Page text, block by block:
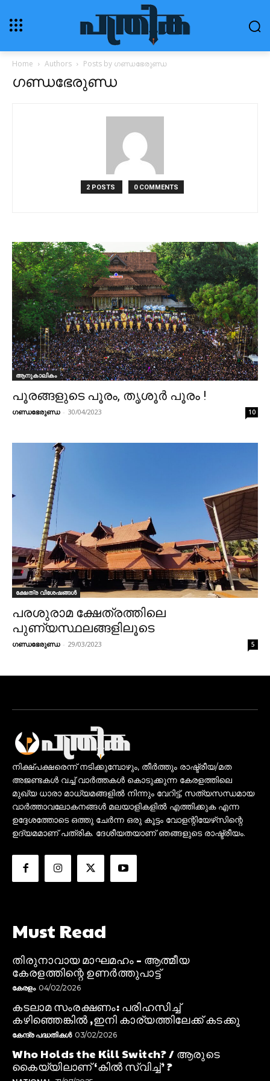
Home Authors Posts by ഗണ്ഡഭേരുണ്ഡ
ഗണ്ഡഭേരുണ്ഡ
2 POSTS 0 COMMENTS
ആനുകാലികം
പൂരങ്ങളുടെ പൂരം, തൃശൂർ പൂരം !
ഗണ്ഡഭേരുണ്ഡ - 30/04/2023 10
ക്ഷേത്ര വിശേഷങ്ങൾ
പരശുരാമ ക്ഷേത്രത്തിലെ
പുണ്യസ്ഥലങ്ങളിലൂടെ
ഗണ്ഡഭേരുണ്ഡ - 29/03/2023 5
നിക്ഷ്പക്ഷരെന്ന് നടിക്കുമ്പോഴും, തീർത്തും രാഷ്ട്രീയ/മത
അജണ്ടകൾ വച്ച് വാർത്തകൾ കൊടുക്കുന്ന കേരളത്തിലെ
മുഖ്യ ധാരാ മാധ്യമങ്ങളിൽ നിന്നും വേറിട്ട്, സത്യസന്ധമായ
വാർത്താവലോകനങ്ങൾ മലയാളികളിൽ എത്തിക്കുക എന്ന
ഉദ്ദേശത്തോടെ ഒത്തു ചേർന്ന ഒരു കൂട്ടം വോളന്റിയേഴ്‌സിന്റെ
ഉദ്യമമാണ് പത്രിക. ദേശീയതയാണ് ഞങ്ങളുടെ രാഷ്ട്രീയം.
Must Read
തിരുനാവായ മാഘമഹം – ആത്മീയ
കേരളത്തിന്റെ ഉണർത്തുപാട്ട്
കേരളം 04/02/2026
കടലാമ സംരക്ഷണം: പരിഹസിച്ച്
കഴിഞ്ഞെങ്കിൽ ,ഇനി കാര്യത്തിലേക്ക് കടക്കു
കേന്ദ്ര പദ്ധതികൾ 03/02/2026
Who Holds the Kill Switch? / ആരുടെ
കൈയ്യിലാണ് ‘കിൽ സ്വിച്ച്’ ?